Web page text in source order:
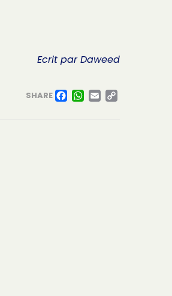
Ecrit par Daweed
SHARE FACEBOOK
EMAIL
LINK